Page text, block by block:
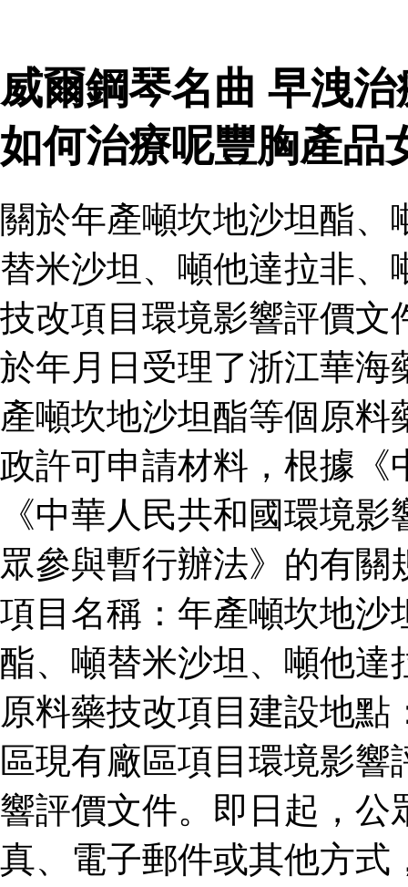
威爾鋼琴名曲 早洩
如何治療呢豐胸產品
關於年產噸坎地沙坦酯
替米沙坦、噸他達拉非
技改項目環境影響評價文
於年月日受理了浙江華海
產噸坎地沙坦酯等個原
政許可申請材料，根據《
《中華人民共和國環境
眾參與暫行辦法》的有
項目名稱：年產噸坎地沙
酯、噸替米沙坦、噸他達
原料藥技改項目建設地
區現有廠區項目環境影
響評價文件。即日起，公
真、電子郵件或其他方式